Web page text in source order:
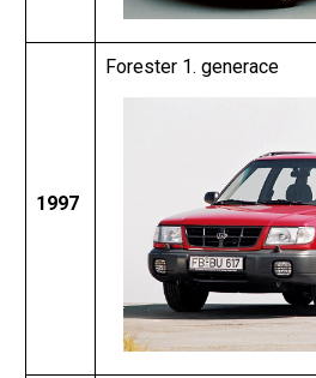
1997
Forester 1. generace